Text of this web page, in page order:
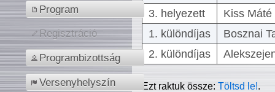
Program
Regisztráció
Programbizottság
Versenyhelyszín
3. helyezett
Kiss
1. különdíjas
Bosznai
2. különdíjas
Ezt raktuk össze:Töltsd le!.